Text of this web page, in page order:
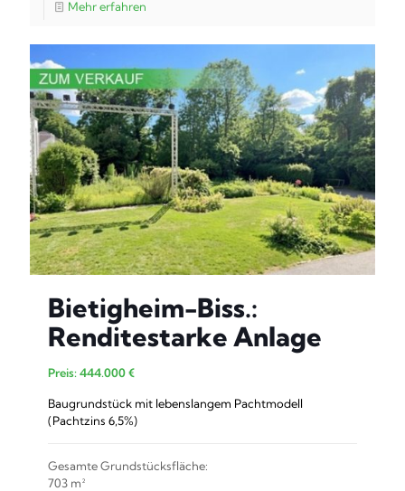
Mehr erfahren
Bietigheim-Biss.:
Renditestarke Anlage
Preis: 444.000 €
Baugrundstück mit lebenslangem Pachtmodell
(Pachtzins 6,5%)
Gesamte Grundstücksfläche:
703 m²